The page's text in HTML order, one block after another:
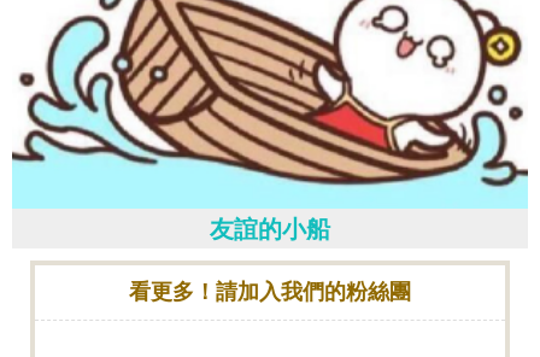
友誼的小船
看更多！請加入我們的粉絲團